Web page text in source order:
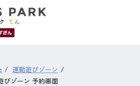
運動遊びゾーン
びゾーン 予約画面